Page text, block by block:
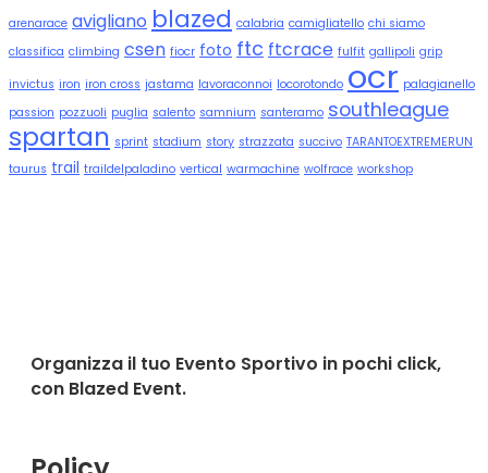
arenarace avigliano blazed calabria camigliatello chi siamo
classifica climbing csen fiocr foto ftc ftcrace fulfit gallipoli grip
invictus iron iron cross jastama lavoraconnoi locorotondo ocr palagianello
passion pozzuoli puglia salento samnium santeramo southleague
spartan sprint stadium story strazzata succivo TARANTOEXTREMERUN
taurus trail traildelpaladino vertical warmachine wolfrace workshop
Organizza il tuo Evento Sportivo in pochi click,
con Blazed Event.